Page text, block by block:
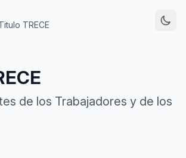
TRECE
de los Trabajadores y de los